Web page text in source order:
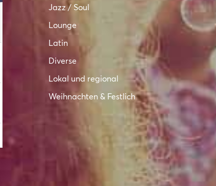
Jazz / Soul
Lounge
Latin
Diverse
Lokal und regional
Weihnachten & Festlich